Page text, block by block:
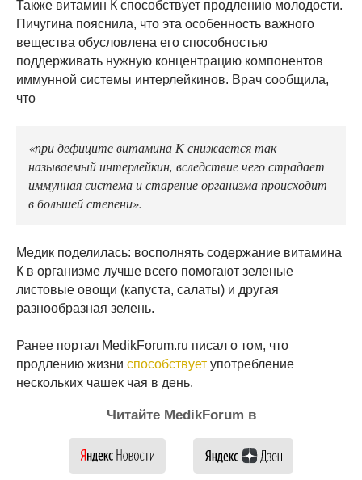
Также витамин К способствует продлению молодости.
Пичугина пояснила, что эта особенность важного
вещества обусловлена его способностью
поддерживать нужную концентрацию компонентов
иммунной системы интерлейкинов. Врач сообщила,
что
«при дефиците витамина К снижается так
называемый интерлейкин, вследствие чего страдает
иммунная система и старение организма происходит
в большей степени».
Медик поделилась: восполнять содержание витамина
К в организме лучше всего помогают зеленые
листовые овощи (капуста, салаты) и другая
разнообразная зелень.
Ранее портал MedikForum.ru писал о том, что
продлению жизни способствует употребление
нескольких чашек чая в день.
Читайте MedikForum в